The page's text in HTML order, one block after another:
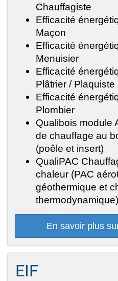
Chauffagiste
Efficacité
Maçon
Efficacité
Menuisier
Efficacité
Plâtrier / Plaquiste
Efficacité
Plombier
Qualibois module
de chauffage au
(poêle et insert)
QualiPAC
chaleur (PAC
géothermique et
thermodynamique)
En savoir plus
EIF